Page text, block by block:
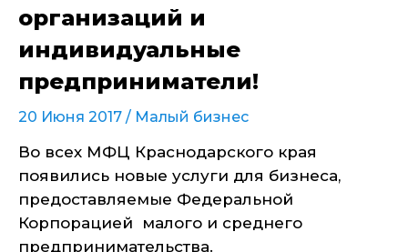
организаций и
индивидуальные
предприниматели!
20 Июня 2017 / Малый бизнес
Во всех МФЦ Краснодарского края
появились новые услуги для бизнеса,
предоставляемые Федеральной
Корпорацией малого и среднего
предпринимательства.